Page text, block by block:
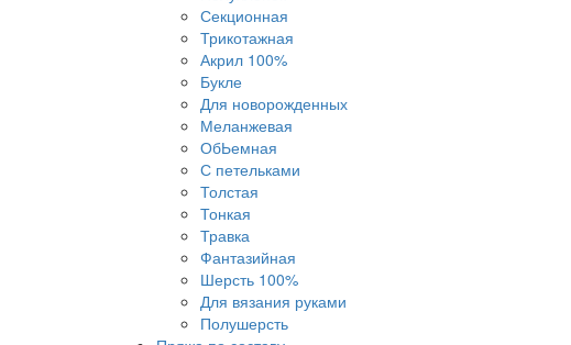
Секционная
Трикотажная
Акрил 100%
Букле
Для новорожденных
Меланжевая
ОбЬемная
С петельками
Толстая
Тонкая
Травка
Фантазийная
Шерсть 100%
Для вязания руками
Полушерсть